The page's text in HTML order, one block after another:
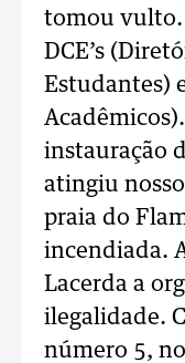
tomou vulto.
DCE’s
Estudantes)
instauração
atingiu
praia do
incendiada.
Lacerda a
ilegalidade.
número 5,